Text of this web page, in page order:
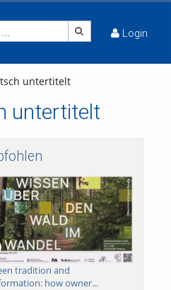
Login
untertitelt
untertitelt
tradition and
how owner...